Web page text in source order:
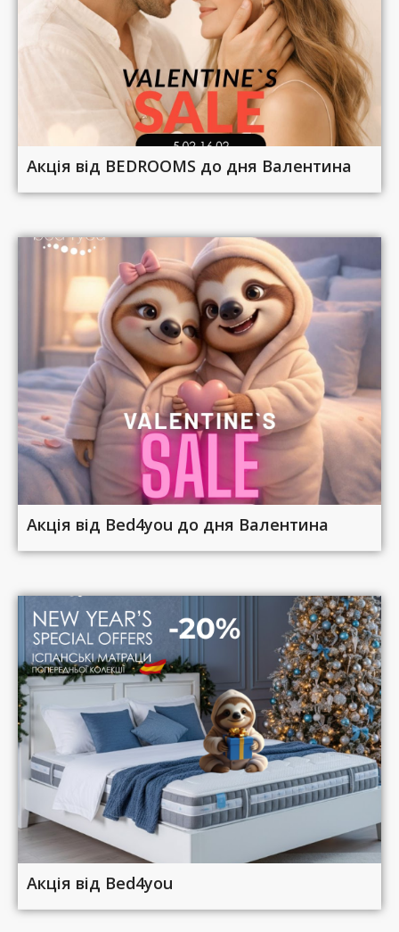
Акція від BEDROOMS до дня Валентина
Акція від Bed4you до дня Валентина
Акція від Bed4you